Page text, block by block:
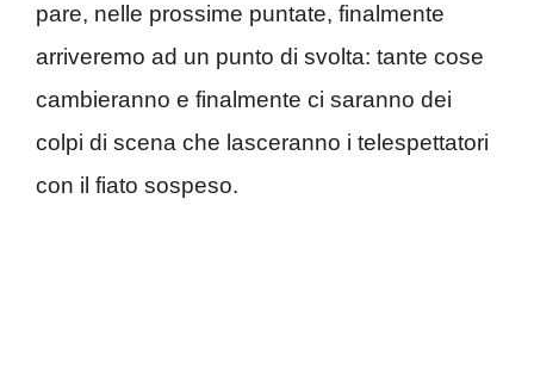
pare, nelle prossime puntate, finalmente
arriveremo ad un punto di svolta: tante cose
cambieranno e finalmente ci saranno dei
colpi di scena che lasceranno i telespettatori
con il fiato sospeso.